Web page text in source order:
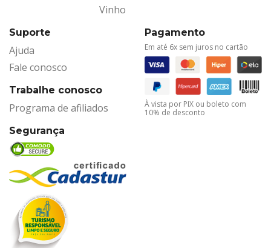
Vinho
Suporte
Ajuda
Fale conosco
Trabalhe conosco
Programa de afiliados
Segurança
Pagamento
Em até 6x sem juros no cartão
À vista por PIX ou boleto com
10% de desconto